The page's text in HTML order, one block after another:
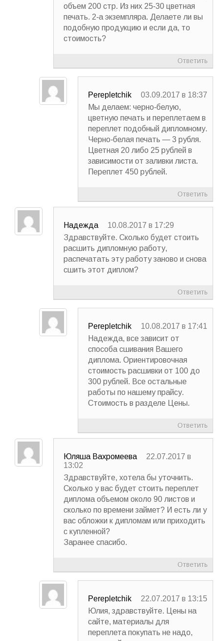
объем 200 стр. Из них 25-30 цветная
печать. 2-а экземпляра. Делаете ли вы
подобную продукцию и если да, то
стоимость?
Ответить
Perepletchik
03.09.2017 в 18:37
Мы делаем: черно-белую,
цветную печать и переплетаем в
переплет подобный дипломному.
Черно-белая печать — 3 рубля.
Цветная 20 либо 25 рублей в
зависимости от заливки листа.
Переплет 450 рублей.
Ответить
Надежда
10.08.2017 в 17:29
Здравствуйте. Сколько будет стоить
расшить дипломную работу,
распечатать эту работу заново и снова
сшить этот диплом?
Ответить
Perepletchik
10.08.2017 в 17:41
Надежда, все зависит от
способа сшивания Вашего
диплома. Ориентировочная
стоимость расшивки от 100 до
300 рублей. Все остальные
работы по нашему прайсу.
Стоимость в разделе Цены.
Ответить
Юляша Вахромеева
22.07.2017 в
13:02
Здравствуйте, хотела бы уточнить.
Сколько у вас будет стоить переплет
диплома объемом около 90 листов и
сколько по времени займет? И есть ли у
вас обложки к дипломам или приходить
с купленной?
Заранее спасибо.
Ответить
Perepletchik
22.07.2017 в 13:15
Юлия, здравствуйте. Цены на
сайте, материалы для
переплета покупать не надо,